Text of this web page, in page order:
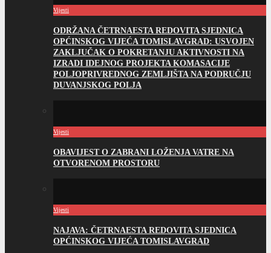
Vijesti
ODRŽANA ČETRNAESTA REDOVITA SJEDNICA
OPĆINSKOG VIJEĆA TOMISLAVGRAD: USVOJEN
ZAKLJUČAK O POKRETANJU AKTIVNOSTI NA
IZRADI IDEJNOG PROJEKTA KOMASACIJE
POLJOPRIVREDNOG ZEMLJIŠTA NA PODRUČJU
DUVANJSKOG POLJA
Vijesti
OBAVIJEST O ZABRANI LOŽENJA VATRE NA
OTVORENOM PROSTORU
Vijesti
NAJAVA: ČETRNAESTA REDOVITA SJEDNICA
OPĆINSKOG VIJEĆA TOMISLAVGRAD